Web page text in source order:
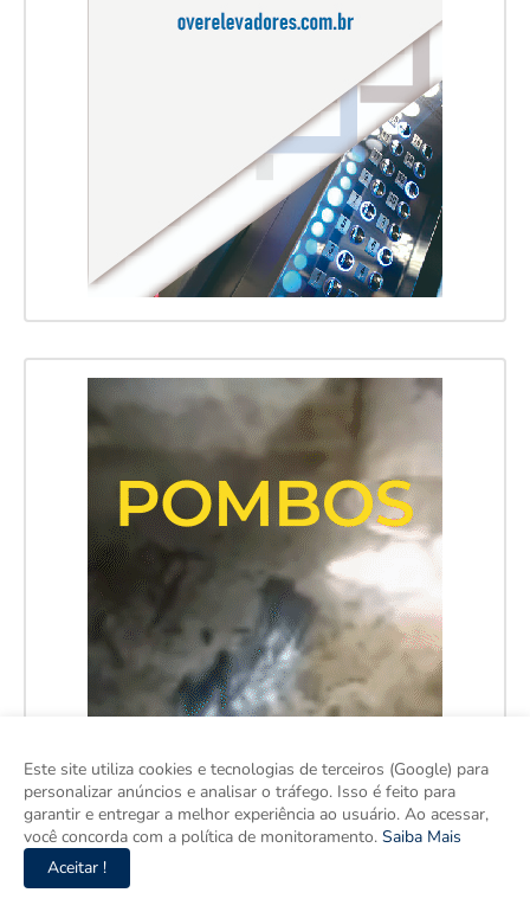
Este site utiliza cookies e tecnologias de terceiros (Google) para
personalizar anúncios e analisar o tráfego. Isso é feito para
garantir e entregar a melhor experiência ao usuário. Ao acessar,
você concorda com a política de monitoramento. Saiba Mais
Aceitar !